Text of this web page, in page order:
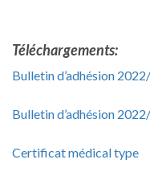
Téléchargements:
Bulletin d’adhésion
Bulletin d’adhésion
Certificat médical type